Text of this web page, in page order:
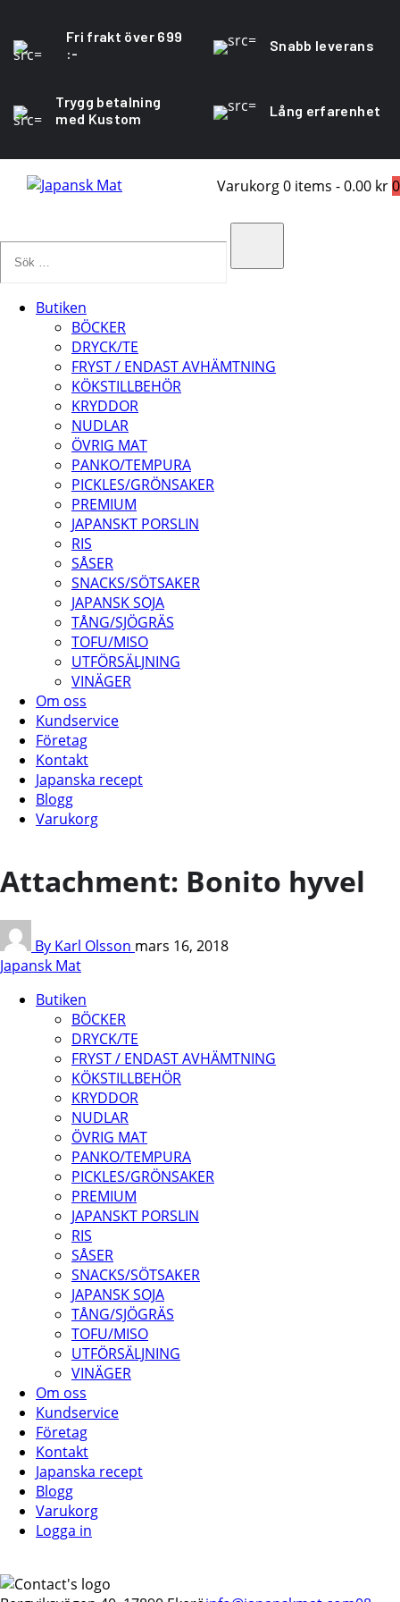
Fri frakt över 699
:-
Snabb leverans
Trygg betalning
med Kustom
Lång erfarenhet
Varukorg0 items -0.00 kr0
Butiken
BÖCKER
DRYCK/TE
FRYST / ENDAST AVHÄMTNING
KÖKSTILLBEHÖR
KRYDDOR
NUDLAR
ÖVRIG MAT
PANKO/TEMPURA
PICKLES/GRÖNSAKER
PREMIUM
JAPANSKT PORSLIN
RIS
SÅSER
SNACKS/SÖTSAKER
JAPANSK SOJA
TÅNG/SJÖGRÄS
TOFU/MISO
UTFÖRSÄLJNING
VINÄGER
Om oss
Kundservice
Företag
Kontakt
Japanska recept
Blogg
Varukorg
Attachment: Bonito hyvel
By Karl Olsson mars 16, 2018
Japansk Mat
Butiken
BÖCKER
DRYCK/TE
FRYST / ENDAST AVHÄMTNING
KÖKSTILLBEHÖR
KRYDDOR
NUDLAR
ÖVRIG MAT
PANKO/TEMPURA
PICKLES/GRÖNSAKER
PREMIUM
JAPANSKT PORSLIN
RIS
SÅSER
SNACKS/SÖTSAKER
JAPANSK SOJA
TÅNG/SJÖGRÄS
TOFU/MISO
UTFÖRSÄLJNING
VINÄGER
Om oss
Kundservice
Företag
Kontakt
Japanska recept
Blogg
Varukorg
Logga in